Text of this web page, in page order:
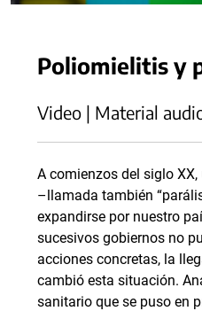
Poliomielitis y
Video | Material
A comienzos del siglo
–llamada también
expandirse por nuestro
sucesivos gobiernos no
acciones concretas, la
cambió esta situación.
sanitario que se puso en